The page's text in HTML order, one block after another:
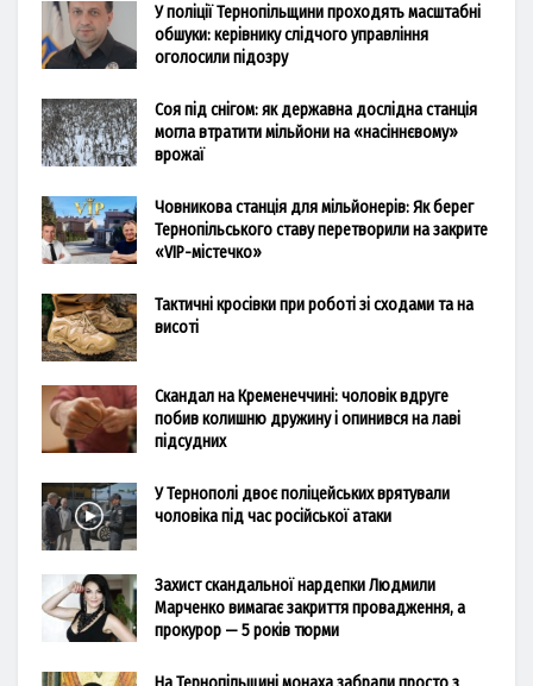
У поліції Тернопільщини проходять масштабні
обшуки: керівнику слідчого управління
оголосили підозру
Соя під снігом: як державна дослідна станція
могла втратити мільйони на «насіннєвому»
врожаї
Човникова станція для мільйонерів: Як берег
Тернопільського ставу перетворили на закрите
«VIP-містечко»
Тактичні кросівки при роботі зі сходами та на
висоті
Скандал на Кременеччині: чоловік вдруге
побив колишню дружину і опинився на лаві
підсудних
У Тернополі двоє поліцейських врятували
чоловіка під час російської атаки
Захист скандальної нардепки Людмили
Марченко вимагає закриття провадження, а
прокурор — 5 років тюрми